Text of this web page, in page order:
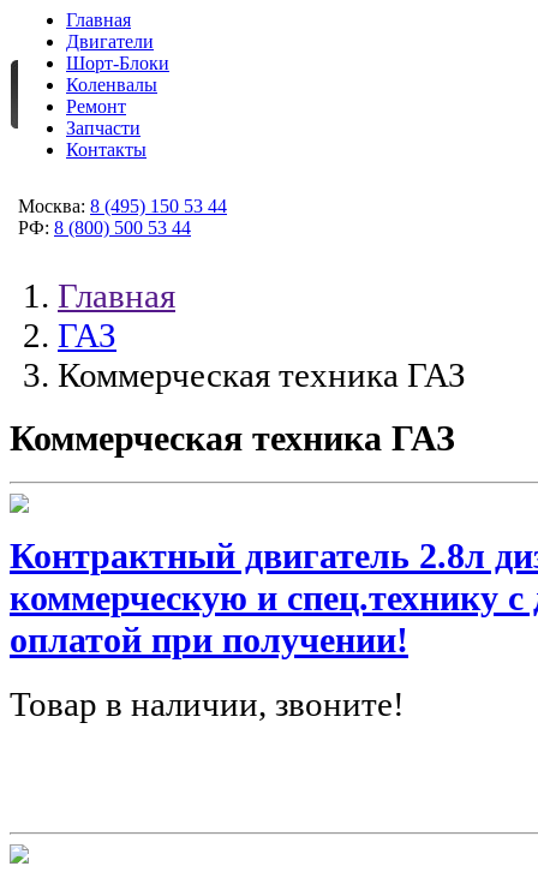
Главная
Двигатели
Шорт-Блоки
Коленвалы
Ремонт
Запчасти
Контакты
Москва: 8 (495) 150 53 44
РФ: 8 (800) 500 53 44
Главная
ГАЗ
Коммерческая техника ГАЗ
Коммерческая техника ГАЗ
Контрактный двигатель 2.8л
коммерческую и спец.технику
оплатой при получении!
Товар в наличии, звоните!